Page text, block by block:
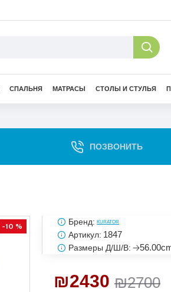
СПАЛЬНЯ МАТРАСЫ СТОЛЫ И СТУЛЬЯ
ПОЗВОНИТЬ
-10 %
₪2700
₪2430
Бренд: KURATOR
Артикул: 1847
Размеры Д/Ш/В: